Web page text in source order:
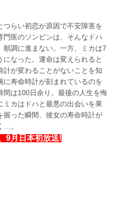
らい初恋が原因で不安障害を
医のソンビンは、そんなドハ
調に進まない。一方、ミカは7
なった。運命は変えられると
が変わることがないことを知
に寿命時計が刻まれているのを
は100日余り。最後の人生を悔
カはドハと最悪の出会いを果
握った瞬間、彼女の寿命時計が
…。
9月日本初放送!